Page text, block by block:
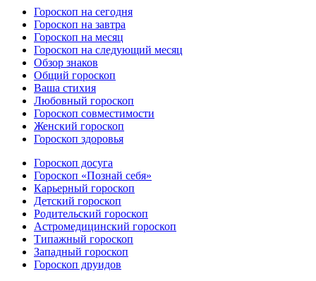
Гороскоп на сегодня
Гороскоп на завтра
Гороскоп на месяц
Гороскоп на следующий месяц
Обзор знаков
Общий гороскоп
Ваша стихия
Любовный гороскоп
Гороскоп совместимости
Женский гороскоп
Гороскоп здоровья
Гороскоп досуга
Гороскоп «Познай себя»
Карьерный гороскоп
Детский гороскоп
Родительский гороскоп
Астромедицинский гороскоп
Типажный гороскоп
Западный гороскоп
Гороскоп друидов